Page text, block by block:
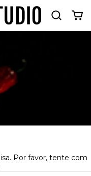
Por favor, tente com